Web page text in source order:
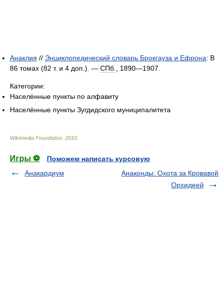
Анаклия // Энциклопедический словарь Брокгауза и Ефрона: В
86 томах (82 т. и 4 доп.). — СПб. , 1890—1907.
Категории:
Населённые пункты по алфавиту
Населённые пункты Зугдидского муниципалитета
Wikimedia Foundation 2010
Игры ⚽
Поможем написать курсовую
Анакардиум
Анаконды: Охота за Кровавой
Орхидеей